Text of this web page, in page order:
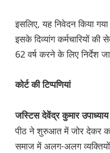
इसलिए, यह निवेदन किया गया
इसके दिव्यांग कर्मचारियों
62 वर्ष करने के लिए निर्देश
कोर्ट की टिप्पणियां
जस्टिस देवेंद्र कुमार
पीठ ने शुरुआत में जोर देकर
समाज में अलग-अलग